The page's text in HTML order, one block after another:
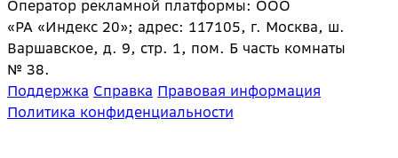
Оператор рекламной платформы: ООО
«РА «Индекс 20»; адрес: 117105, г. Москва, ш.
Варшавское, д. 9, стр. 1, пом. Б часть комнаты
№ 38.
Поддержка Справка Правовая информация
Политика конфиденциальности